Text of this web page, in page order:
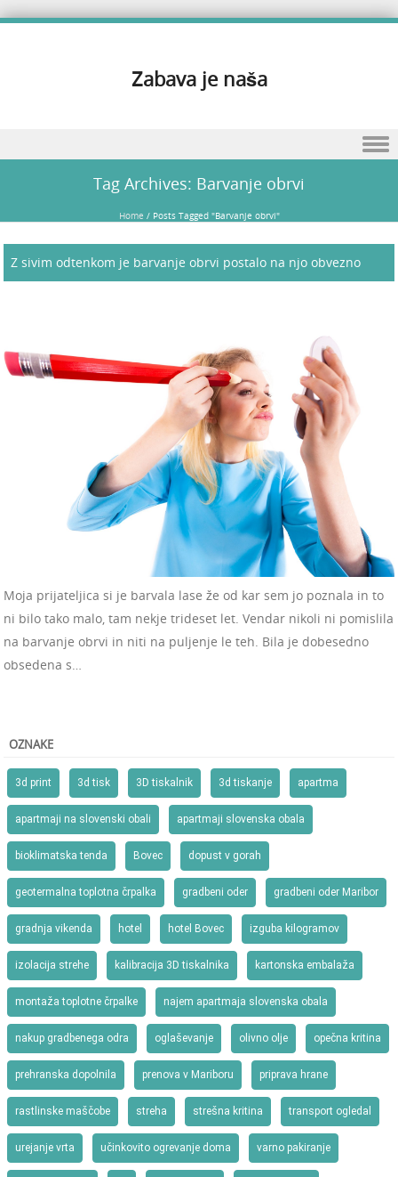
Zabava je naša
Tag Archives: Barvanje obrvi
Home / Posts Tagged "Barvanje obrvi"
Z sivim odtenkom je barvanje obrvi postalo na njo obvezno
Moja prijateljica si je barvala lase že od kar sem jo poznala in to
ni bilo tako malo, tam nekje trideset let. Vendar nikoli ni pomislila
na barvanje obrvi in niti na puljenje le teh. Bila je dobesedno
obsedena s…
OZNAKE
3d print 3d tisk 3D tiskalnik 3d tiskanje apartma
apartmaji na slovenski obali apartmaji slovenska obala
bioklimatska tenda Bovec dopust v gorah
geotermalna toplotna črpalka gradbeni oder gradbeni oder Maribor
gradnja vikenda hotel hotel Bovec izguba kilogramov
izolacija strehe kalibracija 3D tiskalnika kartonska embalaža
montaža toplotne črpalke najem apartmaja slovenska obala
nakup gradbenega odra oglaševanje olivno olje opečna kritina
prehranska dopolnila prenova v Mariboru priprava hrane
rastlinske maščobe streha strešna kritina transport ogledal
urejanje vrta učinkovito ogrevanje doma varno pakiranje